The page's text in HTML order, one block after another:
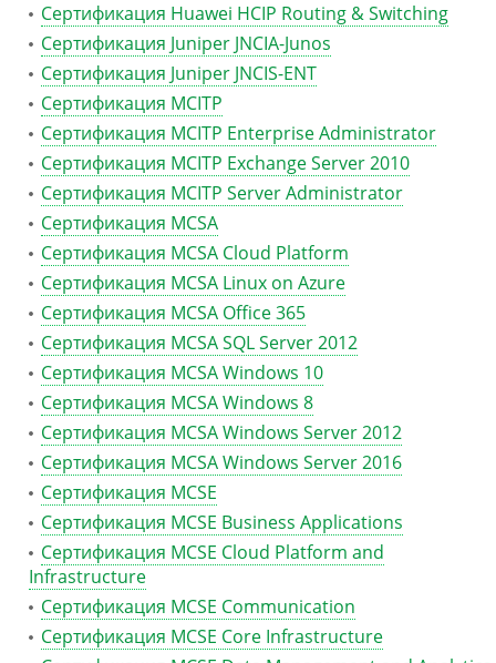
Сертификация Huawei HCIP Routing & Switching
Сертификация Juniper JNCIA-Junos
Сертификация Juniper JNCIS-ENT
Сертификация MCITP
Сертификация MCITP Enterprise Administrator
Сертификация MCITP Exchange Server 2010
Сертификация MCITP Server Administrator
Сертификация MCSA
Сертификация MCSA Cloud Platform
Сертификация MCSA Linux on Azure
Сертификация MCSA Office 365
Сертификация MCSA SQL Server 2012
Сертификация MCSA Windows 10
Сертификация MCSA Windows 8
Сертификация MCSA Windows Server 2012
Сертификация MCSA Windows Server 2016
Сертификация MCSE
Сертификация MCSE Business Applications
Сертификация MCSE Cloud Platform and
Infrastructure
Сертификация MCSE Communication
Сертификация MCSE Core Infrastructure